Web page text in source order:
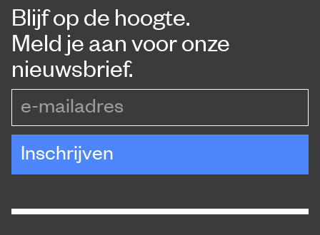
Blijf op de hoogte.
Meld je aan voor onze
nieuwsbrief.
Inschrijven